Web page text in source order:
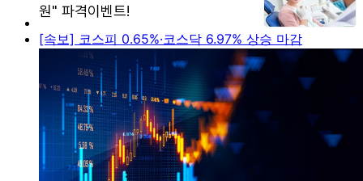
[속보] 코스피 0.65%·코스닥 6.97% 상승 마감